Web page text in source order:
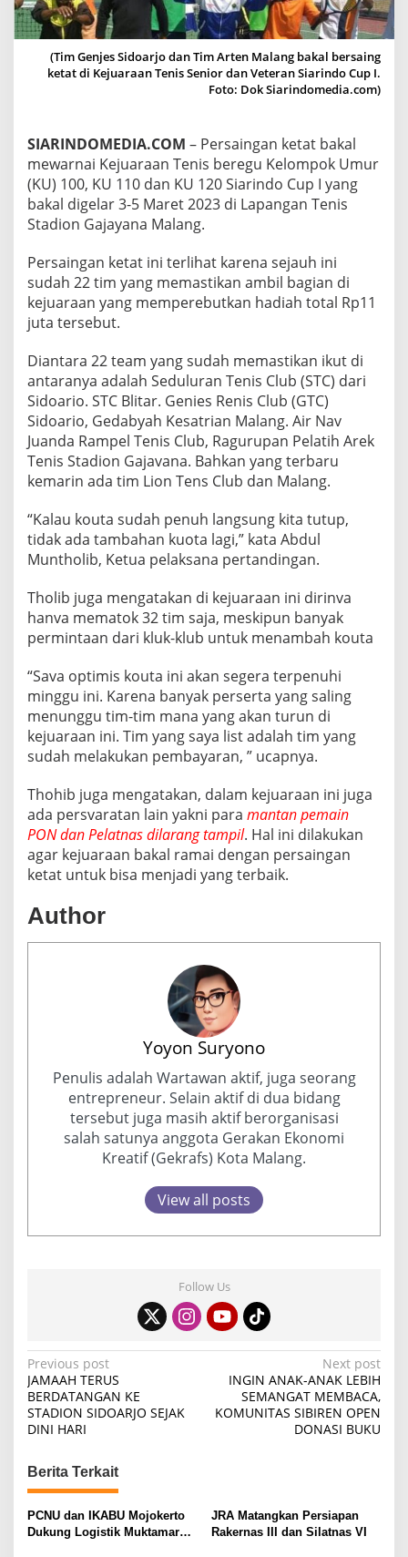
W
A
R
N
A
I
R
S
A
I
N
N
K
E
T
(Tim Genjes Sidoarjo dan Tim Arten Malang bakal bersaing
ketat di Kejuaraan Tenis Senior dan Veteran Siarindo Cup I.
Foto: Dok Siarindomedia.com)
SIARINDOMEDIA.COM – Persaingan ketat bakal
mewarnai Kejuaraan Tenis beregu Kelompok Umur
(KU) 100, KU 110 dan KU 120 Siarindo Cup I yang
bakal digelar 3-5 Maret 2023 di Lapangan Tenis
Stadion Gajayana Malang.
Persaingan ketat ini terlihat karena sejauh ini
sudah 22 tim yang memastikan ambil bagian di
kejuaraan yang memperebutkan hadiah total Rp11
juta tersebut.
Diantara 22 team yang sudah memastikan ikut di
antaranya adalah Seduluran Tenis Club (STC) dari
Sidoario. STC Blitar. Genies Renis Club (GTC)
Sidoario, Gedabyah Kesatrian Malang. Air Nav
Juanda Rampel Tenis Club, Ragurupan Pelatih Arek
Tenis Stadion Gajavana. Bahkan yang terbaru
kemarin ada tim Lion Tens Club dan Malang.
“Kalau kouta sudah penuh langsung kita tutup,
tidak ada tambahan kuota lagi,” kata Abdul
Muntholib, Ketua pelaksana pertandingan.
Tholib juga mengatakan di kejuaraan ini dirinva
hanva mematok 32 tim saja, meskipun banyak
permintaan dari kluk-klub untuk menambah kouta
“Sava optimis kouta ini akan segera terpenuhi
minggu ini. Karena banyak perserta yang saling
menunggu tim-tim mana yang akan turun di
kejuaraan ini. Tim yang saya list adalah tim yang
sudah melakukan pembayaran, ” ucapnya.
Thohib juga mengatakan, dalam kejuaraan ini juga
ada persvaratan lain yakni para mantan pemain
PON dan Pelatnas dilarang tampil. Hal ini dilakukan
agar kejuaraan bakal ramai dengan persaingan
ketat untuk bisa menjadi yang terbaik.
Author
Yoyon Suryono
Penulis adalah Wartawan aktif, juga seorang
entrepreneur. Selain aktif di dua bidang
tersebut juga masih aktif berorganisasi
salah satunya anggota Gerakan Ekonomi
Kreatif (Gekrafs) Kota Malang.
View all posts
Follow Us
P
o
s
n
a
v
Previous post
JAMAAH TERUS
BERDATANGAN KE
STADION SIDOARJO SEJAK
DINI HARI
Next post
INGIN ANAK-ANAK LEBIH
SEMANGAT MEMBACA,
KOMUNITAS SIBIREN OPEN
DONASI BUKU
Berita Terkait
PCNU dan IKABU Mojokerto
Dukung Logistik Muktamar
JRA Matangkan Persiapan
Rakernas III dan Silatnas VI